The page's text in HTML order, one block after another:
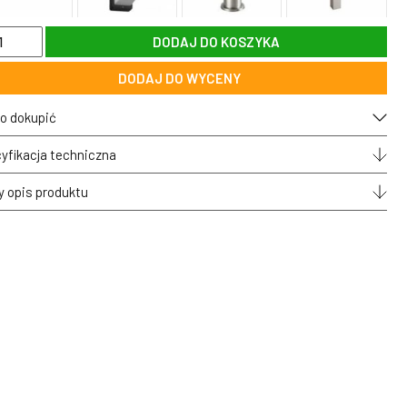
DODAJ DO KOSZYKA
DODAJ DO WYCENY
dokupić
techniczna
opis produktu